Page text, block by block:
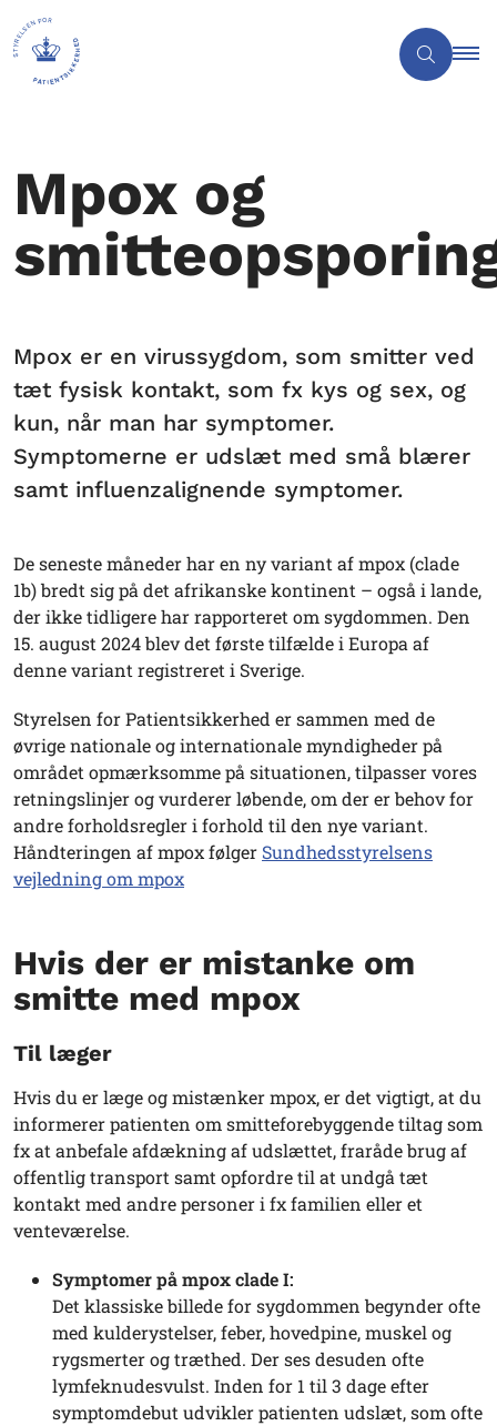
Mpox og
Mpox er en virussygdom, som smitter ved
tæt fysisk kontakt, som fx kys og sex, og
kun, når man har symptomer.
Symptomerne er udslæt med små blærer
samt influenzalignende symptomer.
De seneste måneder har en ny variant af mpox (clade
1b) bredt sig på det afrikanske kontinent – også i lande,
der ikke tidligere har rapporteret om sygdommen. Den
15. august 2024 blev det første tilfælde i Europa af
denne variant registreret i Sverige.
Styrelsen for Patientsikkerhed er sammen med de
øvrige nationale og internationale myndigheder på
området opmærksomme på situationen, tilpasser vores
retningslinjer og vurderer løbende, om der er behov for
andre forholdsregler i forhold til den nye variant.
Håndteringen af mpox følger Sundhedsstyrelsens
vejledning om mpox
Hvis der er mistanke om
smitte med mpox
Til læger
Hvis du er læge og mistænker mpox, er det vigtigt, at du
informerer patienten om smitteforebyggende tiltag som
fx at anbefale afdækning af udslættet, fraråde brug af
offentlig transport samt opfordre til at undgå tæt
kontakt med andre personer i fx familien eller et
venteværelse.
Symptomer på mpox clade I:
Det klassiske billede for sygdommen begynder ofte
med kulderystelser, feber, hovedpine, muskel og
rygsmerter og træthed. Der ses desuden ofte
lymfeknudesvulst. Inden for 1 til 3 dage efter
symptomdebut udvikler patienten udslæt, som ofte